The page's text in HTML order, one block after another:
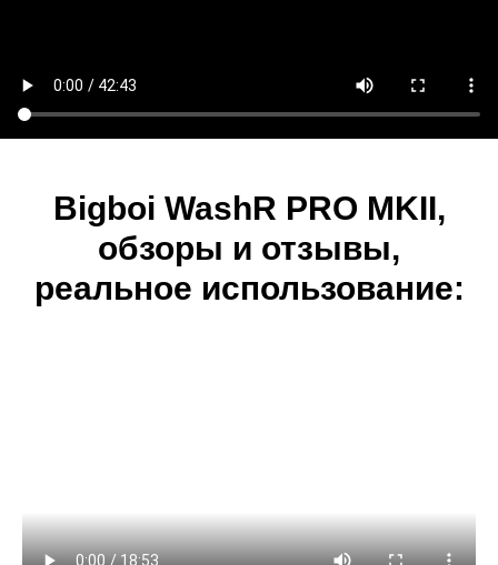
Bigboi WashR PRO MKII,
обзоры и отзывы,
реальное использование: